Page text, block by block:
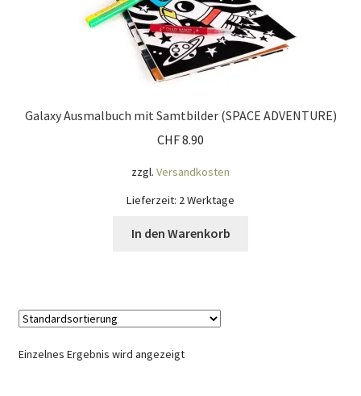
Kunden-/Mitarbeitergeschenke
Galaxy Ausmalbuch mit Samtbilder (SPACE ADVENTURE)
CHF8.90
zzgl. Versandkosten
Lieferzeit: 2 Werktage
In den Warenkorb
Einzelnes Ergebnis wird angezeigt